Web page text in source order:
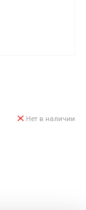
Нет в наличии